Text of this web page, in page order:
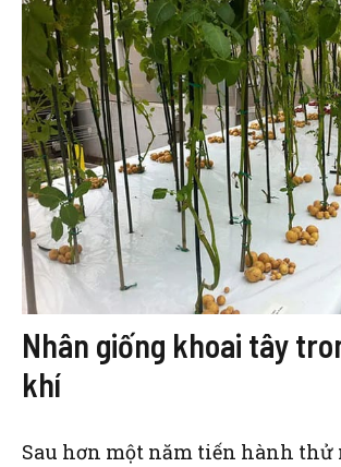
Nhân giống khoai tây
khí
Sau hơn một năm tiến hành thử